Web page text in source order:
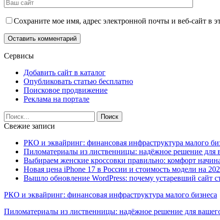
Сохраните мое имя, адрес электронной почты и веб-сайт в
Сервисы
Добавить сайт в каталог
Опубликовать статью бесплатно
Поисковое продвижение
Реклама на портале
Свежие записи
РКО и эквайринг: финансовая инфраструктура малого
Пиломатериалы из лиственницы: надёжное решение для
Выбираем женские кроссовки правильно: комфорт
Новая цена iPhone 17 в России и стоимость модели на
Вышло обновление WordPress: почему устаревший сайт
РКО и эквайринг: финансовая инфраструктура малого бизнеса
Пиломатериалы из лиственницы: надёжное решение для